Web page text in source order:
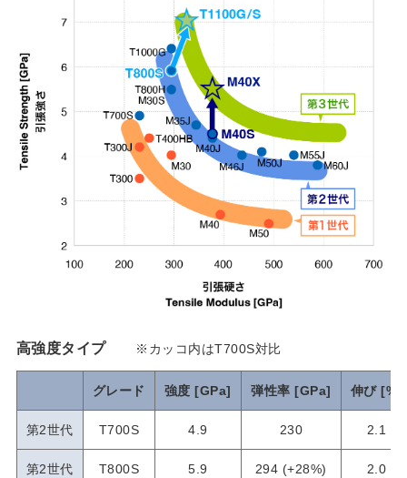
高強度タイプ ※カッコ内はT700S対比
グレード 強度 [GPa] 弾性率 [GPa] 伸び [%]
第2世代 T700S 4.9 230 2.1
第2世代 T800S
5.9
294 (+28%) 2.0